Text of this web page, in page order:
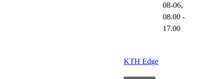
08-06,
08.00 -
17.00
KTH Edge